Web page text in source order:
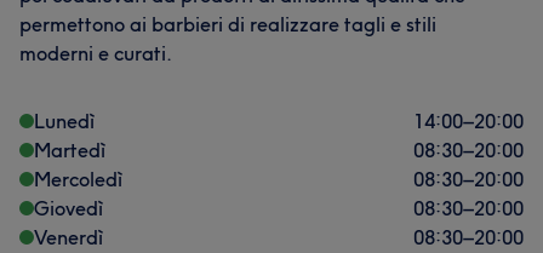
permettono ai barbieri di realizzare tagli e stili
moderni e curati.
Lunedì 14:00–20:00
Martedì
08:30–20:00
Mercoledì
08:30–20:00
Giovedì
08:30–20:00
Venerdì
08:30–20:00